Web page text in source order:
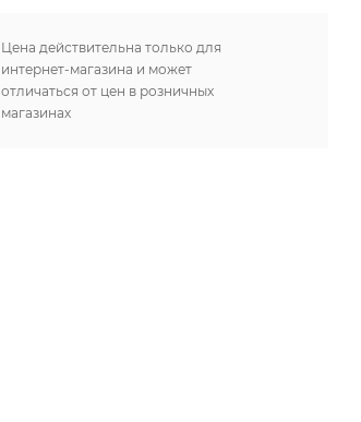
Цена действительна только для
интернет-магазина и может
отличаться от цен в розничных
магазинах